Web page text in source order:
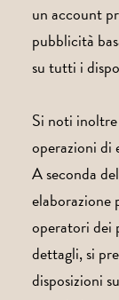
un account
pubblicità
su tutti i
Si noti
operazioni di
A seconda
elaborazione
operatori dei
dettagli, si
disposizioni